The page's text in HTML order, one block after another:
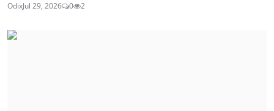
OdixJul 29, 2026 0 2